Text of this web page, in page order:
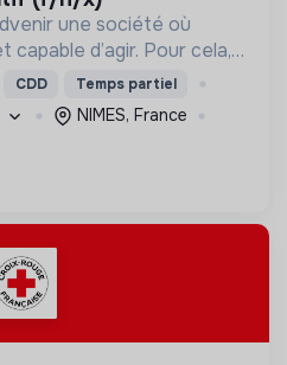
une société où
d’agir. Pour cela,
et des lieux
et adaptés à tous.
CDD Temps partiel
NIMES, France